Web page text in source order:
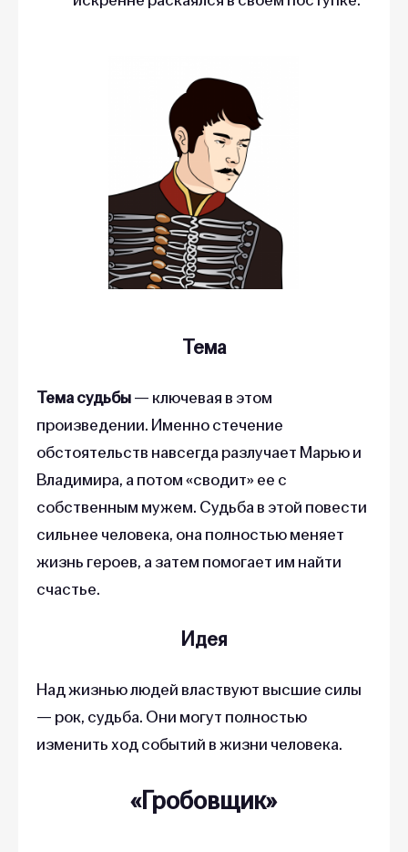
Тема
Тема судьбы— ключевая в этом
произведении. Именно стечение
обстоятельств навсегда разлучает Марью и
Владимира, а потом «сводит» ее с
собственным мужем. Судьба в этой повести
сильнее человека, она полностью меняет
жизнь героев, а затем помогает им найти
счастье.
Идея
Над жизнью людей властвуют высшие силы
— рок, судьба. Они могут полностью
изменить ход событий в жизни человека.
«Гробовщик»